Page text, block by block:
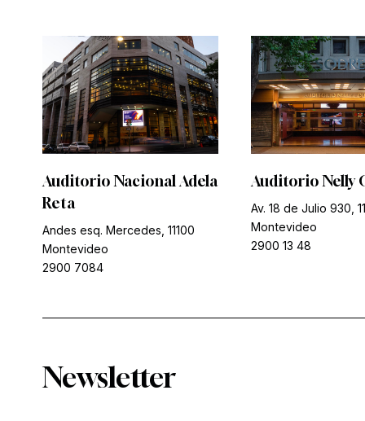
Auditorio Nacional Adela
Reta
Andes esq. Mercedes, 11100
Montevideo
2900 7084
Auditorio Nelly
Av. 18 de Julio 930,
Montevideo
2900 13 48
Newsletter